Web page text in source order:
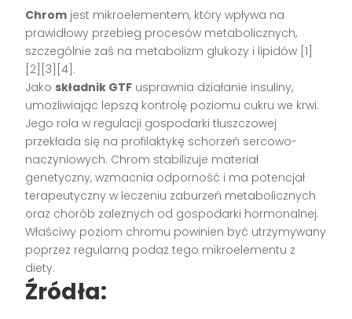
Chrom jest mikroelementem, który wpływa na
prawidłowy przebieg procesów metabolicznych,
szczególnie zaś na metabolizm glukozy i lipidów [1]
[2][3][4].
Jako składnik GTF usprawnia działanie insuliny,
umożliwiając lepszą kontrolę poziomu cukru we krwi.
Jego rola w regulacji gospodarki tłuszczowej
przekłada się na profilaktykę schorzeń sercowo-
naczyniowych. Chrom stabilizuje materiał
genetyczny, wzmacnia odporność i ma potencjał
terapeutyczny w leczeniu zaburzeń metabolicznych
oraz chorób zależnych od gospodarki hormonalnej.
Właściwy poziom chromu powinien być utrzymywany
poprzez regularną podaż tego mikroelementu z
diety.
Źródła: